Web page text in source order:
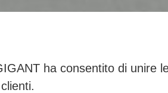
ha consentito di unire